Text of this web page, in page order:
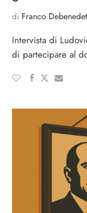
di Franco
Intervista di
di partecipare al